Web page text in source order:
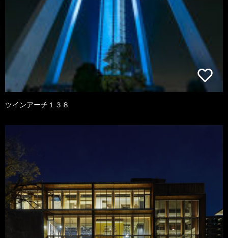
ツインアーチ１３８